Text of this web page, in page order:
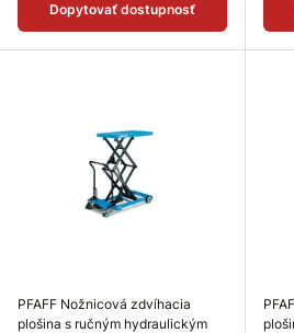
Dopytovať dostupnosť
PFAFF Nožnicová zdvíhacia
plošina s ručným hydraulickým